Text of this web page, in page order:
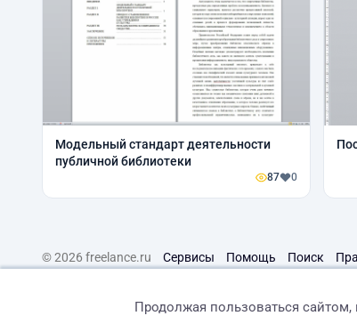
Модельный стандарт деятельности
публичной библиотеки
87 0
© 2026 freelance.ru Сервисы Помощь Поиск
Продолжая пользоваться